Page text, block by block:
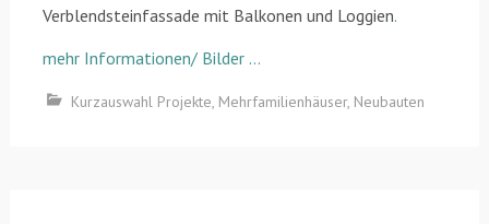
Verblendsteinfassade mit Balkonen und Loggien.
mehr Informationen/ Bilder …
Kurzauswahl Projekte, Mehrfamilienhäuser, Neubauten